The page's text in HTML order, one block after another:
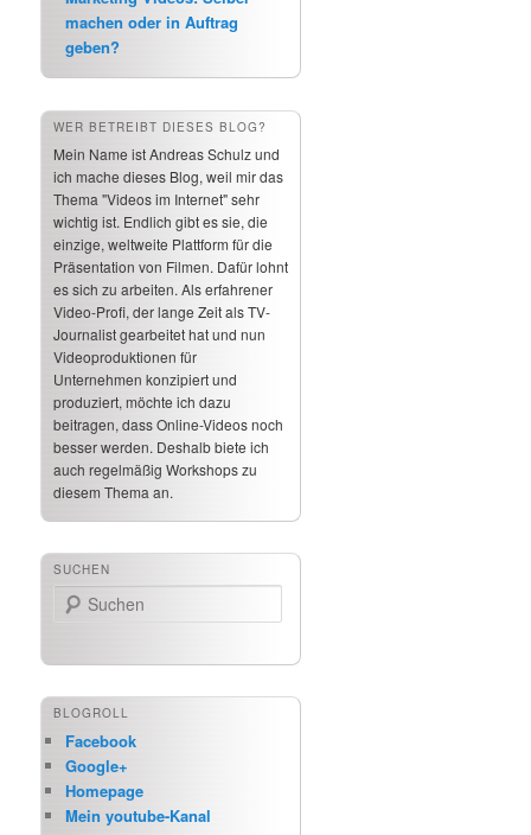
machen oder in Auftrag
geben?
WER BETREIBT DIESES BLOG?
Mein Name ist Andreas Schulz und
ich mache dieses Blog, weil mir das
Thema "Videos im Internet" sehr
wichtig ist. Endlich gibt es sie, die
einzige, weltweite Plattform für die
Präsentation von Filmen. Dafür lohnt
es sich zu arbeiten. Als erfahrener
Video-Profi, der lange Zeit als TV-
Journalist gearbeitet hat und nun
Videoproduktionen für
Unternehmen konzipiert und
produziert, möchte ich dazu
beitragen, dass Online-Videos noch
besser werden. Deshalb biete ich
auch regelmäßig Workshops zu
diesem Thema an.
SUCHEN
Suchen
BLOGROLL
Facebook
Google+
Homepage
Mein youtube-Kanal